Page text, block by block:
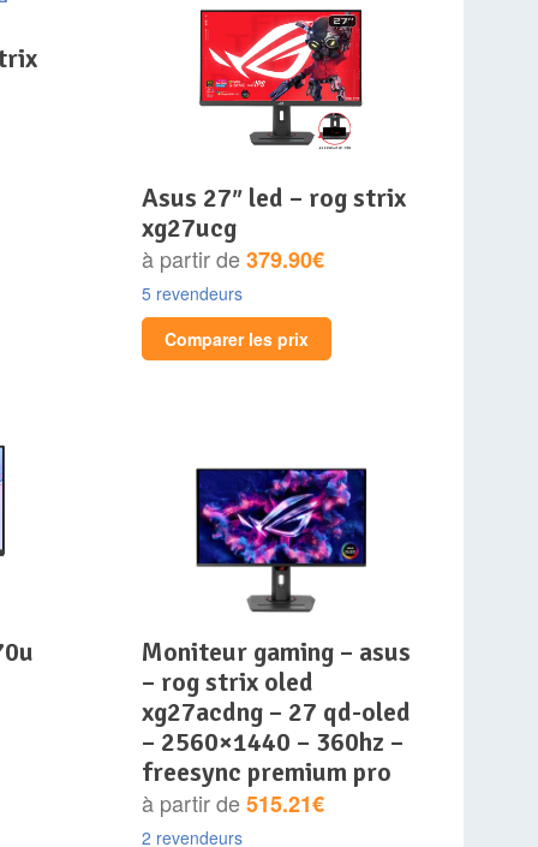
asus 27″ led – rog strix
xg27ucg
à partir de379.90€
5 revendeurs
Comparer les prix
moniteur gaming – asus
– rog strix oled
xg27acdng – 27 qd-oled
– 2560×1440 – 360hz –
freesync premium pro
à partir de515.21€
2 revendeurs